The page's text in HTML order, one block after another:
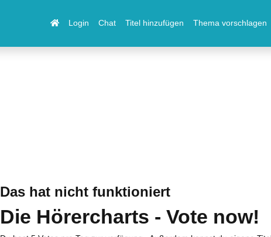
Login Chat Titel hinzufügen Thema vorschlagen
Das hat nicht funktioniert
Die Hörercharts - Vote now!